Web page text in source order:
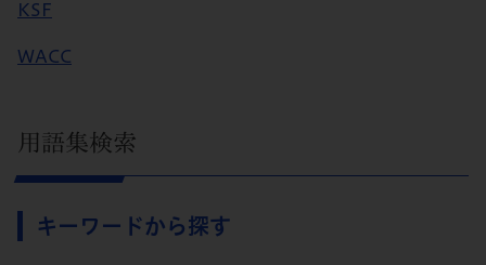
用語集検索
キーワードから探す
KSF
WACC